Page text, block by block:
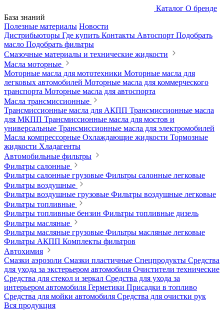
Каталог О бренде
База знаний
Полезные материалы Новости
Дистрибьюторы Где купить Контакты Автоспорт Подобрать
масло Подобрать фильтры
Смазочные материалы и технические жидкости
Масла моторные
Моторные масла для мототехники Моторные масла для
легковых автомобилей Моторные масла для коммерческого
транспорта Моторные масла для автоспорта
Масла трансмиссионные
Трансмиссионные масла для АКПП Трансмиссионные масла
для МКПП Трансмиссионные масла для мостов и
универсальные Трансмиссионные масла для электромобилей
Масла компрессорные Охлаждающие жидкости Тормозные
жидкости Хладагенты
Автомобильные фильтры
Фильтры салонные
Фильтры салонные грузовые Фильтры салонные легковые
Фильтры воздушные
Фильтры воздушные грузовые Фильтры воздушные легковые
Фильтры топливные
Фильтры топливные бензин Фильтры топливные дизель
Фильтры масляные
Фильтры масляные грузовые Фильтры масляные легковые
Фильтры АКПП Комплекты фильтров
Автохимия
Смазки аэрозоли Смазки пластичные Спецпродукты Средства
для ухода за экстерьером автомобиля Очистители технические
Средства для стекол и зеркал Средства для ухода за
интерьером автомобиля Герметики Присадки в топливо
Средства для мойки автомобиля Средства для очистки рук
Вся продукция